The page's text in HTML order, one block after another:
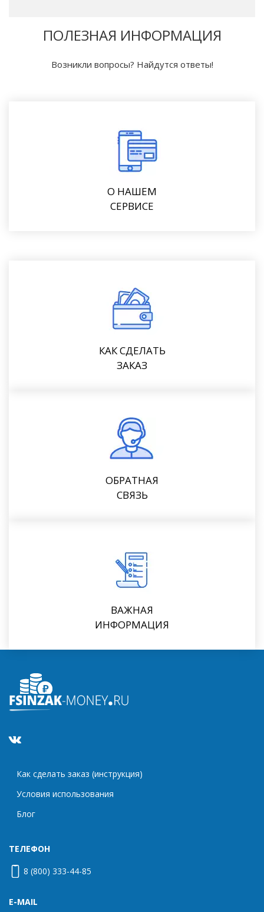
ПОЛЕЗНАЯ ИНФОРМАЦИЯ
Возникли вопросы? Найдутся ответы!
О НАШЕМ
СЕРВИСЕ
КАК СДЕЛАТЬ
ЗАКАЗ
ОБРАТНАЯ
СВЯЗЬ
ВАЖНАЯ
ИНФОРМАЦИЯ
Как сделать заказ (инструкция)
Условия использования
Блог
ТЕЛЕФОН
8 (800) 333-44-85
E-MAIL